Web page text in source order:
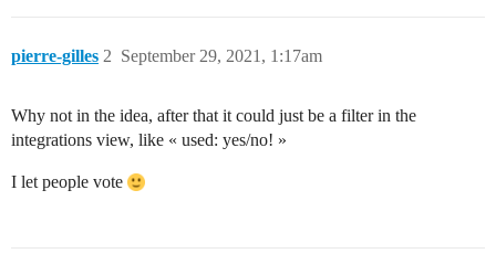
pierre-gilles September 29, 2021, 1:17am
2
Why not in the idea, after that it could just be a filter in the
integrations view, like « used: yes/no! »
I let people vote